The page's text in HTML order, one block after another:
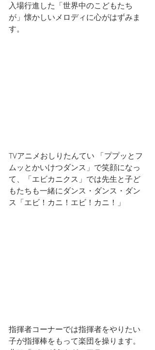
入場行進した「世界中のこどもたち
が」懐かしいメロディに心がはずみま
す。
TVアニメおしりたんてい 「ププッとフ
ムッとかいけつダンス」で笑顔になっ
て、「エビカニクス」では先生と子ど
もたちも一緒にダンス・ダンス・ダン
ス「エビ！カニ！エビ！カニ！」
指揮者コーナーでは指揮者をやりたい
子が指揮棒をもって楽団を操ります。